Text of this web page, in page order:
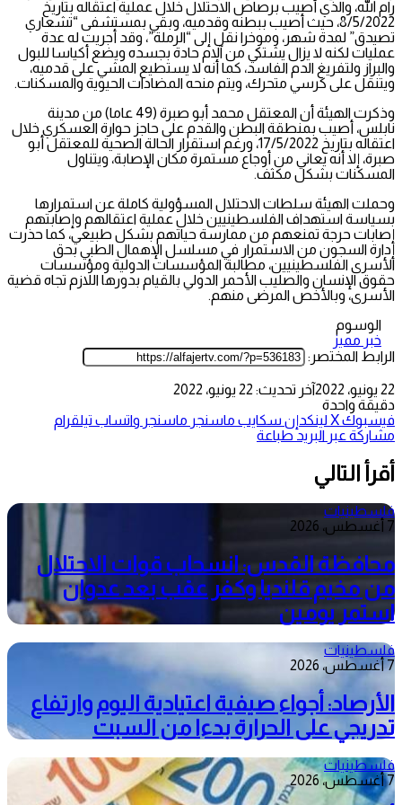
رام الله، والذي أصيب برصاص الاحتلال خلال عملية اعتقاله بتاريخ
8/5/2022، حيث أصيب ببطنه وقدميه، وبقي بمستشفى “تشعاري
تصيدق” لمدة شهر، وموخرا نقل إلى “الرملة”، وقد أجريت له عدة
عمليات لكنه لا يزال يشتكي من آلام حادة بجسده ويضع أكياسا للبول
والبراز ولتفريغ الدم الفاسد، كما أنه لا يستطيع المشي على قدميه،
ويتنقل على كرسي متحرك، ويتم منحه المضادات الحيوية والمسكنات.
وذكرت الهيئة أن المعتقل محمد أبو صبرة (49 عاما) من مدينة
نابلس، أصيب بمنطقة البطن والقدم على حاجز حوارة العسكري خلال
اعتقاله بتاريخ 17/5/2022، ورغم استقرار الحالة الصحية للمعتقل أبو
صبرة، إلا أنه يعاني من أوجاع مستمرة مكان الإصابة، ويتناول
المسكنات بشكل مكثف.
وحملت الهيئة سلطات الاحتلال المسؤولية كاملة عن استمرارها
بسياسة استهداف الفلسطينيين خلال عملية اعتقالهم وإصابتهم
إصابات حرجة تمنعهم من ممارسة حياتهم بشكل طبيعي، كما حذرت
إدارة السجون من الاستمرار في مسلسل الإهمال الطبي بحق
الأسرى الفلسطينيين، مطالبة المؤسسات الدولية ومؤسسات
حقوق الإنسان والصليب الأحمر الدولي بالقيام بدورها اللازم تجاه قضية
الأسرى، وبالأخص المرضى منهم.
الوسوم
خبر مميز
الرابط المختصر:
22 يونيو، 2022
آخر تحديث: 22 يونيو، 2022
دقيقة واحدة
فيسبوك‫Xلينكدإن سكايب ماسنجر ماسنجر واتساب تيلقرام
مشاركة عبر البريد طباعة
أقرأ التالي
فلسطينيات
7 أغسطس، 2026
محافظة القدس: انسحاب قوات الاحتلال
من مخيم قلنديا وكفر عقب بعد عدوان
استمر يومين
فلسطينيات
7 أغسطس، 2026
الأرصاد: أجواء صيفية اعتيادية اليوم وارتفاع
تدريجي على الحرارة بدءا من السبت
فلسطينيات
7 أغسطس، 2026